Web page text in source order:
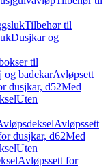
Tilbehør til
Dusjkar og
til
badekarAvløpsett
dusjkar, d52Med
Uten
Avløpssett
dusjkar, d62Med
Uten
Avløpssett for